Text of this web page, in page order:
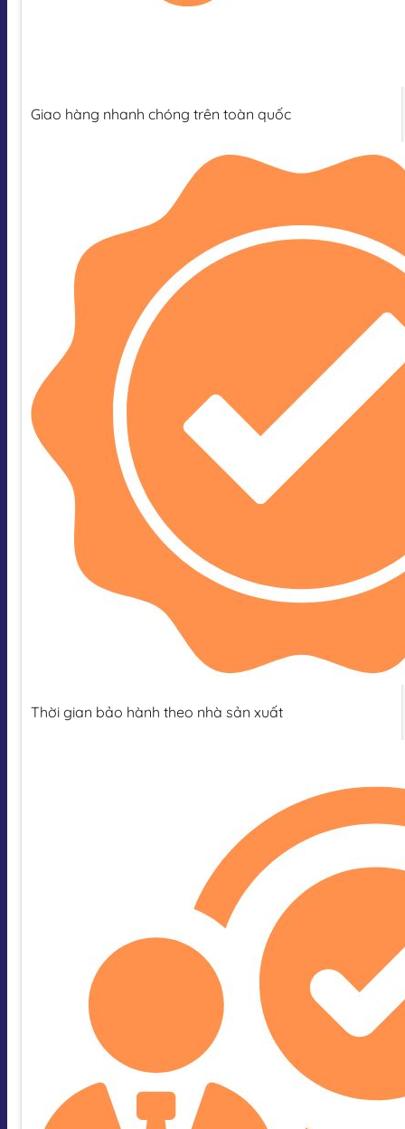
Giao hàng nhanh chóng trên toàn quốc
Thời gian bảo hành theo nhà sản xuất